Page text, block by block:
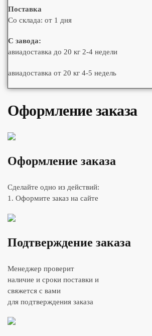
Поставка
Со склада: от 1 дня
С завода:
авиадоставка до 20 кг 2-4 недели
авиадоставка от 20 кг 4-5 недель
Оформление заказа
Оформление заказа
Сделайте одно из действий:
1. Оформите заказ на сайте
Подтверждение заказа
Менеджер проверит
наличие и сроки поставки и
свяжется с вами
для подтверждения заказа